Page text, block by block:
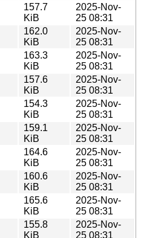
157.7
KiB
2025-Nov-
25 08:31
162.0
KiB
2025-Nov-
25 08:31
163.3
KiB
2025-Nov-
25 08:31
157.6
KiB
2025-Nov-
25 08:31
154.3
KiB
2025-Nov-
25 08:31
159.1
KiB
2025-Nov-
25 08:31
164.6
KiB
2025-Nov-
25 08:31
160.6
KiB
2025-Nov-
25 08:31
165.6
KiB
2025-Nov-
25 08:31
155.8
KiB
2025-Nov-
25 08:31